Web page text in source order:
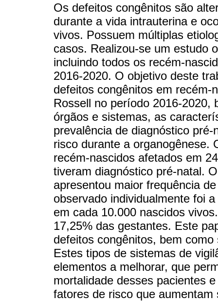
Os defeitos congênitos são
durante a vida intrauterina e
vivos. Possuem múltiplas
casos. Realizou-se um estudo
incluindo todos os recém-
2016-2020. O objetivo deste
defeitos congênitos em recém-
Rossell no período 2016-2020,
órgãos e sistemas, as
prevalência de diagnóstico
risco durante a organogênese.
recém-nascidos afetados em
tiveram diagnóstico pré-natal.
apresentou maior frequência
observado individualmente foi
em cada 10.000 nascidos
17,25% das gestantes. Este
defeitos congênitos, bem
Estes tipos de sistemas de
elementos a melhorar, que
mortalidade desses pacientes
fatores de risco que